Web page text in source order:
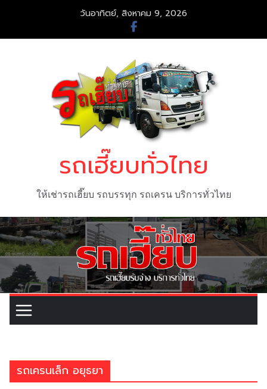
content
วันอาทิตย์, สิงหาคม 9, 2026
รถเฮี๊ยบทั่วไทย
ให้เช่ารถเฮี๊ยบ รถบรรทุก รถเครน บริการทั่วไทย
รถเครนเล็ก อยุธยา